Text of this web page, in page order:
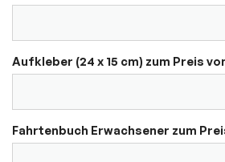
Aufkleber (24 x 15 cm) zum Preis
Fahrtenbuch Erwachsener zum